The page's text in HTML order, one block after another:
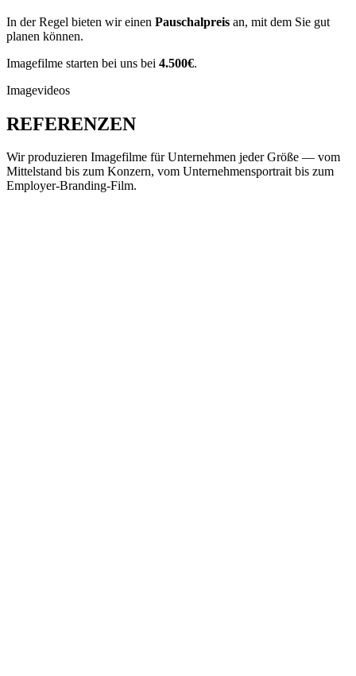
In der Regel bieten wir einen Pauschalpreis an, mit dem Sie gut
planen können.
Imagefilme starten bei uns bei 4.500€.
Imagevideos
REFERENZEN
Wir produzieren Imagefilme für Unternehmen jeder Größe — vom
Mittelstand bis zum Konzern, vom Unternehmensportrait bis zum
Employer-Branding-Film.